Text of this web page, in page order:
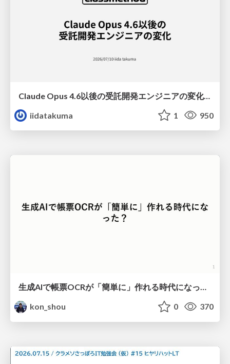
Claude Opus 4.6以後の受託開発エンジニアの変化(Claude Code開発ノウハウ大公開スペシャルbyクラスメソッド)
iidatakuma
1 950
生成AIで帳票OCRが「簡単に」作れる時代になった？
kon_shou
0 370